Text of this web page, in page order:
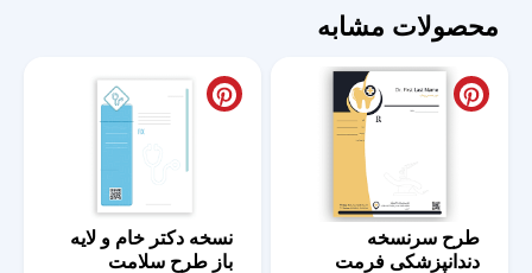
عدد
محصولات مشابه
طرح سرنسخه
دندانپزشکی فرمت
نسخه دکتر خام و لایه
باز طرح سلامت